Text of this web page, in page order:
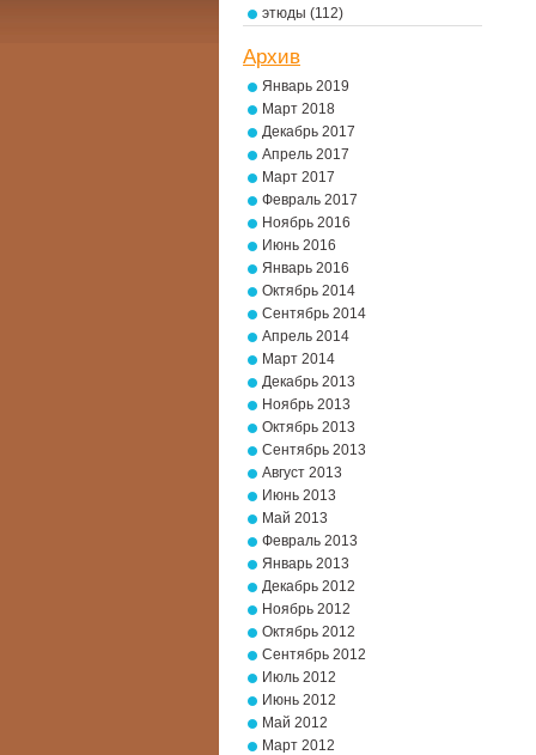
этюды (112)
Архив
Январь 2019
Март 2018
Декабрь 2017
Апрель 2017
Март 2017
Февраль 2017
Ноябрь 2016
Июнь 2016
Январь 2016
Октябрь 2014
Сентябрь 2014
Апрель 2014
Март 2014
Декабрь 2013
Ноябрь 2013
Октябрь 2013
Сентябрь 2013
Август 2013
Июнь 2013
Май 2013
Февраль 2013
Январь 2013
Декабрь 2012
Ноябрь 2012
Октябрь 2012
Сентябрь 2012
Июль 2012
Июнь 2012
Май 2012
Март 2012